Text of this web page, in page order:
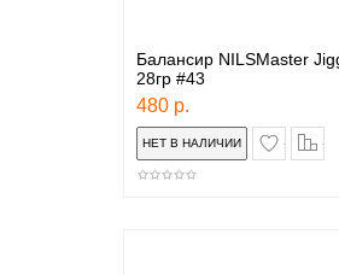
Балансир NILSMaster
28гр #43
480 р.
в